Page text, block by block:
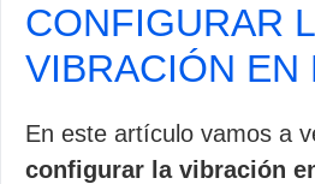
CONFIGURAR
VIBRACIÓN EN
En este artículo vamos a
configurar la vibración